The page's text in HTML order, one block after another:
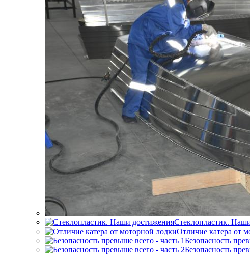
Стеклопластик.
Отличие катера от
Безопасность
Безопасность